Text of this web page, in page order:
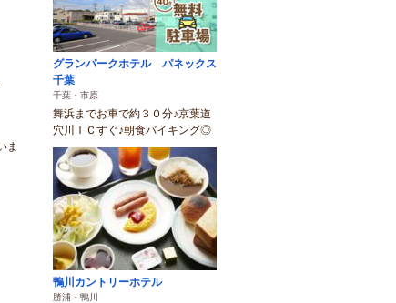
ま
グランパークホテル パネックス
千葉
千葉・市原
舞浜までお車で約３０分♪京葉道
穴川ＩＣすぐ♪朝食バイキング◎
鴨川カントリーホテル
勝浦・鴨川